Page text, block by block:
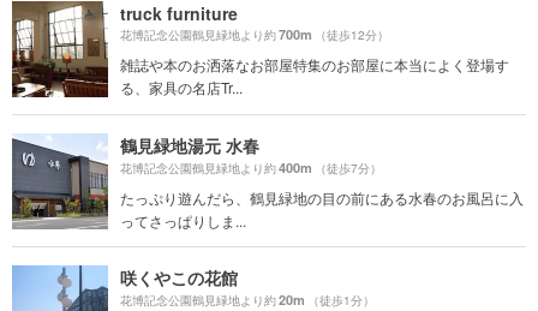
truck furniture
花博記念公園鶴見緑地より約700m （徒歩12分）
雑誌や本のお洒落なお部屋特集のお部屋に本当によく登場す
る、家具の名店Tr...
鶴見緑地湯元 水春
花博記念公園鶴見緑地より約400m （徒歩7分）
たっぷり遊んだら、鶴見緑地の目の前にある水春のお風呂に入
ってさっぱりしま...
咲くやこの花館
花博記念公園鶴見緑地より約20m （徒歩1分）